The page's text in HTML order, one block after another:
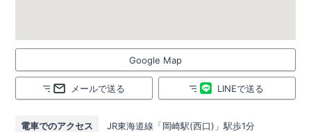
Google Map
メールで送る LINEで送る
電車でのアクセス JR東海道線「岡崎駅(西口)」駅歩1分